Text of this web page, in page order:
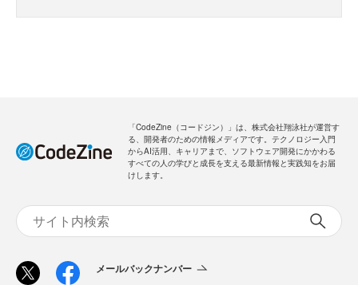
「CodeZine（コードジン）」は、株式会社翔泳社が運営す
る、開発者のための情報メディアです。テクノロジー入門
からAI活用、キャリアまで、ソフトウェア開発にかかわる
すべての人の学びと成長を支える最新情報と実践知をお届
けします。
メールバックナンバー